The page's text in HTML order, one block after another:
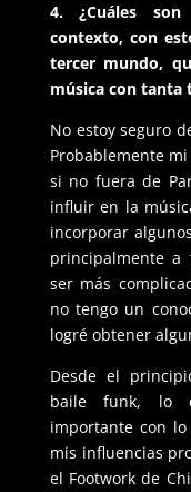
4. ¿Cuáles
contexto, con
tercer mundo,
música con tanta
No estoy seguro
Probablemente
si no fuera de
influir en la
incorporar
principalmente a
ser más
no tengo un
logré obtener
Desde el
baile funk, lo
importante con
mis influencias
el Footwork de